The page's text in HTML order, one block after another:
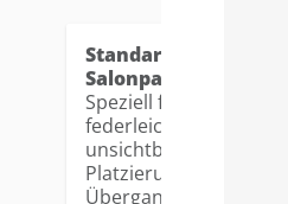
Standard Tape-in
Salonpartner.
Speziell für feines
federleichte,
unsichtbares Finish.
Platzierung und
Übergang.